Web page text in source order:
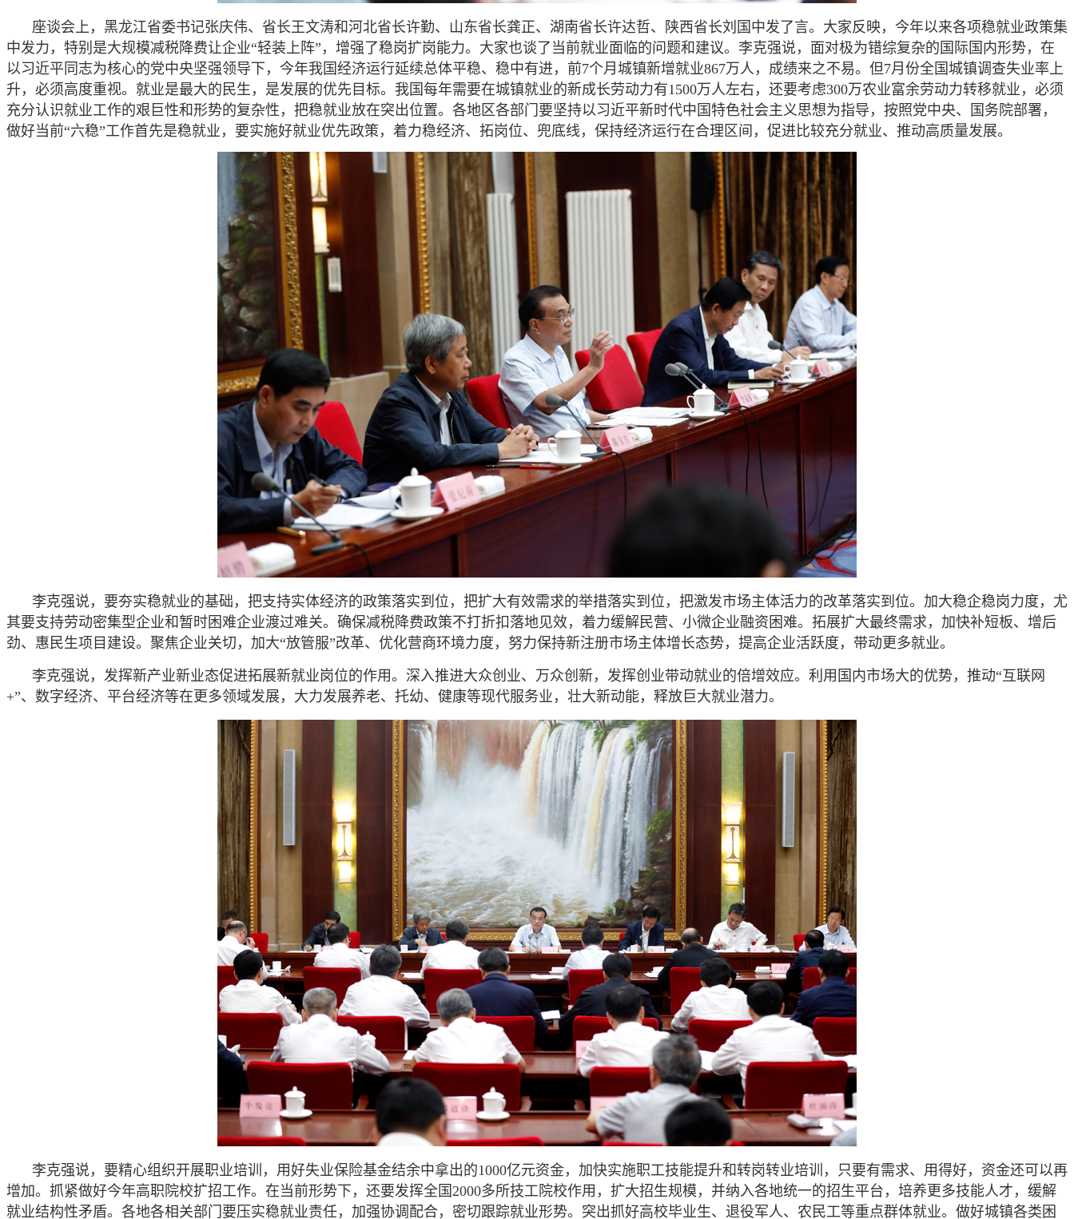
座谈会上，黑龙江省委书记张庆伟、省长王文涛和河北省长许勤、山东省长龚正、湖南省长许达哲、陕西省长刘国中发了言。大家反映，今年以来各项稳就业政策集
中发力，特别是大规模减税降费让企业“轻装上阵”，增强了稳岗扩岗能力。大家也谈了当前就业面临的问题和建议。李克强说，面对极为错综复杂的国际国内形势，在
以习近平同志为核心的党中央坚强领导下，今年我国经济运行延续总体平稳、稳中有进，前7个月城镇新增就业867万人，成绩来之不易。但7月份全国城镇调查失业率上
升，必须高度重视。就业是最大的民生，是发展的优先目标。我国每年需要在城镇就业的新成长劳动力有1500万人左右，还要考虑300万农业富余劳动力转移就业，必须
充分认识就业工作的艰巨性和形势的复杂性，把稳就业放在突出位置。各地区各部门要坚持以习近平新时代中国特色社会主义思想为指导，按照党中央、国务院部署，
做好当前“六稳”工作首先是稳就业，要实施好就业优先政策，着力稳经济、拓岗位、兜底线，保持经济运行在合理区间，促进比较充分就业、推动高质量发展。
李克强说，要夯实稳就业的基础，把支持实体经济的政策落实到位，把扩大有效需求的举措落实到位，把激发市场主体活力的改革落实到位。加大稳企稳岗力度，尤
其要支持劳动密集型企业和暂时困难企业渡过难关。确保减税降费政策不打折扣落地见效，着力缓解民营、小微企业融资困难。拓展扩大最终需求，加快补短板、增后
劲、惠民生项目建设。聚焦企业关切，加大“放管服”改革、优化营商环境力度，努力保持新注册市场主体增长态势，提高企业活跃度，带动更多就业。
李克强说，发挥新产业新业态促进拓展新就业岗位的作用。深入推进大众创业、万众创新，发挥创业带动就业的倍增效应。利用国内市场大的优势，推动“互联网
+”、数字经济、平台经济等在更多领域发展，大力发展养老、托幼、健康等现代服务业，壮大新动能，释放巨大就业潜力。
李克强说，要精心组织开展职业培训，用好失业保险基金结余中拿出的1000亿元资金，加快实施职工技能提升和转岗转业培训，只要有需求、用得好，资金还可以再
增加。抓紧做好今年高职院校扩招工作。在当前形势下，还要发挥全国2000多所技工院校作用，扩大招生规模，并纳入各地统一的招生平台，培养更多技能人才，缓解
就业结构性矛盾。各地各相关部门要压实稳就业责任，加强协调配合，密切跟踪就业形势。突出抓好高校毕业生、退役军人、农民工等重点群体就业。做好城镇各类困